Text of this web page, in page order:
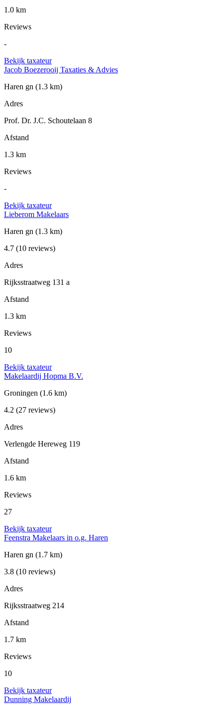
1.0 km
Reviews
-
Bekijk taxateur
Jacob Boezerooij Taxaties & Advies
Haren gn (1.3 km)
Adres
Prof. Dr. J.C. Schoutelaan 8
Afstand
1.3 km
Reviews
-
Bekijk taxateur
Lieberom Makelaars
Haren gn (1.3 km)
4.7 (10 reviews)
Adres
Rijksstraatweg 131 a
Afstand
1.3 km
Reviews
10
Bekijk taxateur
Makelaardij Hopma B.V.
Groningen (1.6 km)
4.2 (27 reviews)
Adres
Verlengde Hereweg 119
Afstand
1.6 km
Reviews
27
Bekijk taxateur
Feenstra Makelaars in o.g. Haren
Haren gn (1.7 km)
3.8 (10 reviews)
Adres
Rijksstraatweg 214
Afstand
1.7 km
Reviews
10
Bekijk taxateur
Dunning Makelaardij